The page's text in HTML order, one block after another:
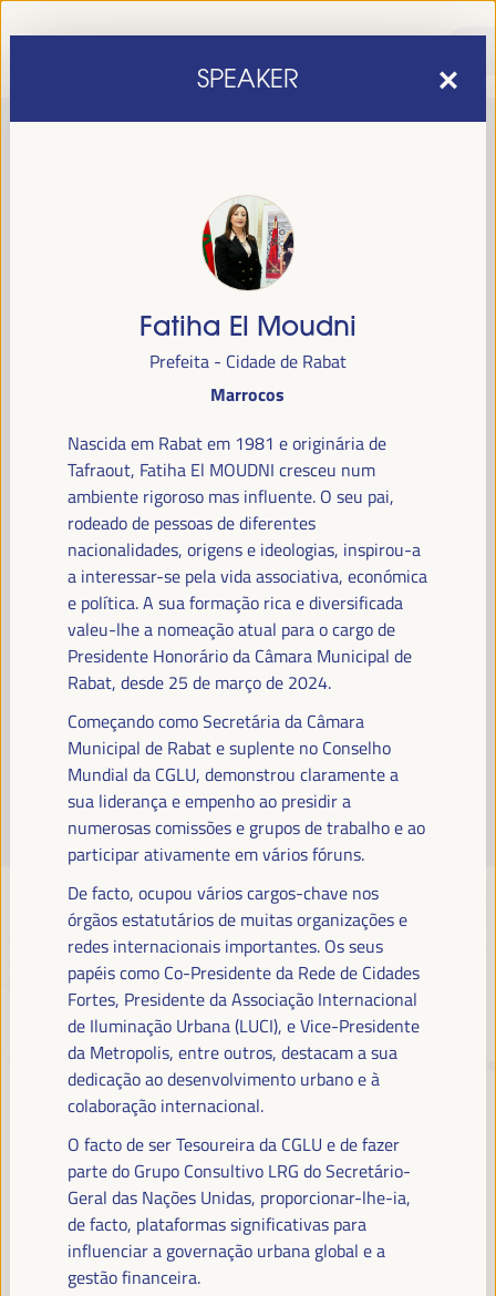
será realizada de1 a 4 de abril de 2025 em
no Palácio de Congressos e Exposições (FIBES).
Programa
Leia mais
TRANSIÇÃO JUSTA,
FINANCIAMENTO DO
DESENVOLVIMENTO E SOLUÇÕES
TERRITORIAIS, O TEMA DO VI
WFLED
O VI WFLED abordará as prioridades globais no tema da tripla
transição, justiça social, formação para o emprego no território,
gestão pública, parcerias público-privadas e o papel do setor privado e
SPEAKER
Fatiha El Moudni
Prefeita - Cidade de Rabat
Marrocos
Nascida em Rabat em 1981 e originária de
Tafraout, Fatiha El MOUDNI cresceu num
ambiente rigoroso mas influente. O seu pai,
rodeado de pessoas de diferentes
nacionalidades, origens e ideologias, inspirou-a
a interessar-se pela vida associativa, económica
e política. A sua formação rica e diversificada
valeu-lhe a nomeação atual para o cargo de
Presidente Honorário da Câmara Municipal de
Rabat, desde 25 de março de 2024.
Começando como Secretária da Câmara
Municipal de Rabat e suplente no Conselho
Mundial da CGLU, demonstrou claramente a
sua liderança e empenho ao presidir a
numerosas comissões e grupos de trabalho e ao
participar ativamente em vários fóruns.
De facto, ocupou vários cargos-chave nos
órgãos estatutários de muitas organizações e
redes internacionais importantes. Os seus
papéis como Co-Presidente da Rede de Cidades
Fortes, Presidente da Associação Internacional
de Iluminação Urbana (LUCI), e Vice-Presidente
da Metropolis, entre outros, destacam a sua
dedicação ao desenvolvimento urbano e à
colaboração internacional.
O facto de ser Tesoureira da CGLU e de fazer
parte do Grupo Consultivo LRG do Secretário-
Geral das Nações Unidas, proporcionar-lhe-ia,
de facto, plataformas significativas para
influenciar a governação urbana global e a
gestão financeira.